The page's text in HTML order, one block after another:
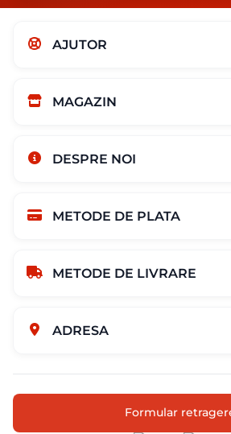
AJUTOR
MAGAZIN
DESPRE NOI
METODE DE PLATA
METODE DE LIVRARE
ADRESA
Formular